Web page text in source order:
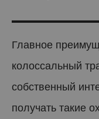
Главное
колоссальный
собственный
получать такие